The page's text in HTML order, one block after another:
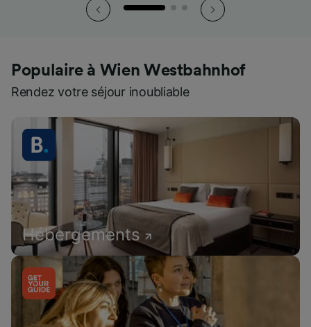
Populaire à Wien Westbahnhof
Rendez votre séjour inoubliable
Hébergements